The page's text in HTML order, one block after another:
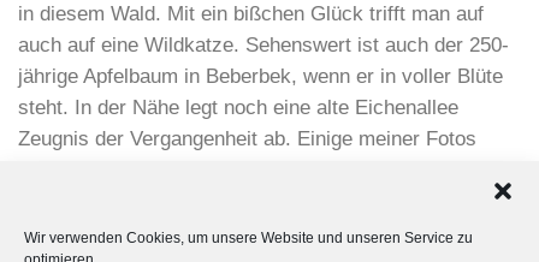
Wir verwenden Cookies, um unsere Website und unseren Service zu
in diesem Wald. Mit ein bißchen Glück trifft man auf
auch auf eine Wildkatze. Sehenswert ist auch der 250-
jährige Apfelbaum in Beberbek, wenn er in voller Blüte
steht. In der Nähe legt noch eine alte Eichenallee
Zeugnis der Vergangenheit ab. Einige meiner Fotos